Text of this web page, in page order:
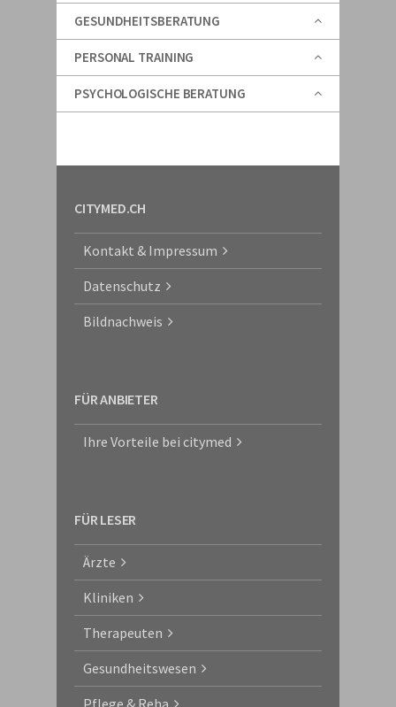
GESUNDHEITSBERATUNG
PERSONAL TRAINING
PSYCHOLOGISCHE BERATUNG
CITYMED.CH
Kontakt & Impressum
Datenschutz
Bildnachweis
FÜR ANBIETER
Ihre Vorteile bei citymed
FÜR LESER
Ärzte
Kliniken
Therapeuten
Gesundheitswesen
Pflege & Reha